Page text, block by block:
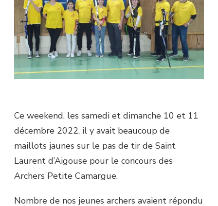
Ce weekend, les samedi et dimanche 10 et 11
décembre 2022, il y avait beaucoup de
maillots jaunes sur le pas de tir de Saint
Laurent d’Aigouse pour le concours des
Archers Petite Camargue.
Nombre de nos jeunes archers avaient répondu